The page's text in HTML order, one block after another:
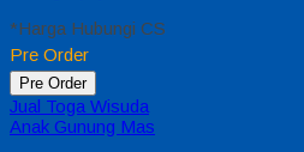
*Harga Hubungi CS
Pre Order
Pre Order
Jual Toga Wisuda
Anak Gunung Mas